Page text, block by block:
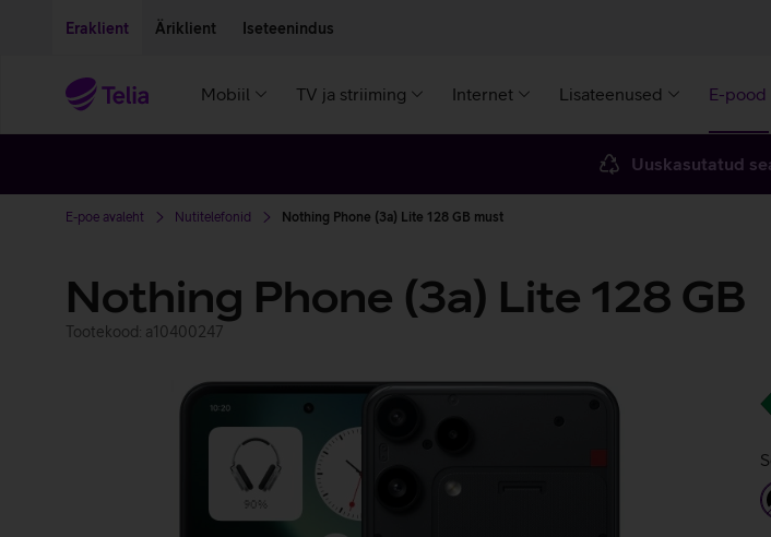
Eraklient Äriklient Iseteenindus
Mobiil TV ja striiming Internet Lisateenused E-pood
Uuskasutatud
E-poe avaleht Nutitelefonid Nothing Phone (3a) Lite 128 GB must
Nothing Phone (3a) Lite 128 GB
Tootekood: a10400247